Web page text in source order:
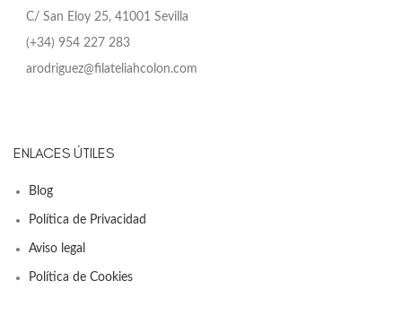
C/ San Eloy 25, 41001 Sevilla
(+34) 954 227 283
arodriguez@filateliahcolon.com
ENLACES ÚTILES
Blog
Política de Privacidad
Aviso legal
Política de Cookies